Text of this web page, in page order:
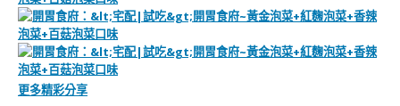
更多精彩分享